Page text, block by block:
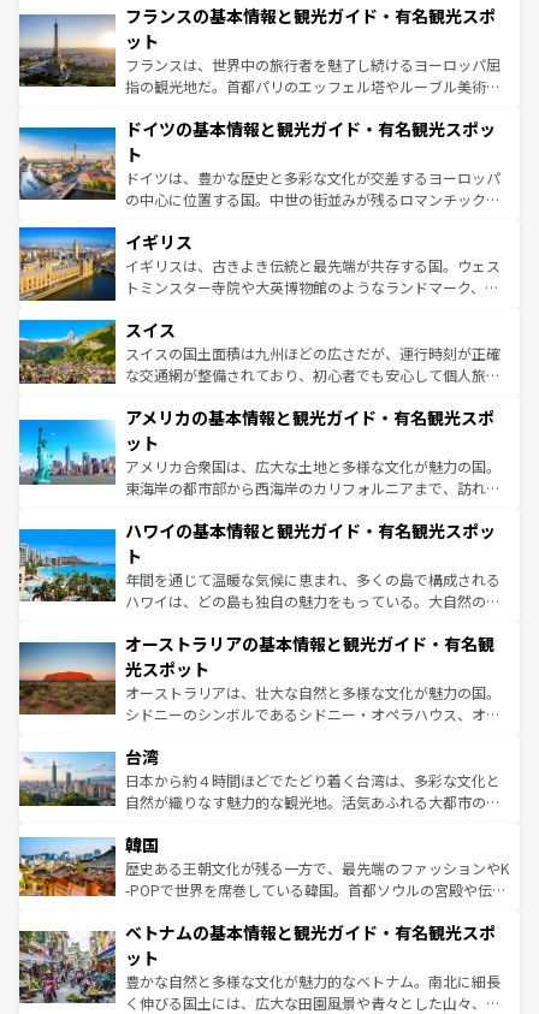
なお、新着のイタリア情報はコンテンツ一覧を参照してほ
しい。
文化が根付くこの国では、情熱的なフラメンコ、熱気あふ
れる闘牛、そして美味しいタパスが生活の一部となってい
る。首都マドリードの洗練された雰囲気や、バルセロナの
アートに溢れた街角から、地方では古代ローマ遺跡や中世
せる。地方によって風土や気候が異なるスペインはその個
ンテンツ一覧 を参照してほしい。
フランスの基本情報と観光ガイド・有名観光スポ
ット
フランスは、世界中の旅行者を魅了し続けるヨーロッパ屈
指の観光地だ。首都パリのエッフェル塔やルーブル美術館
で、幅広い魅力が詰まっている。華麗な宮殿、歴史的な大
聖堂、美しいビーチ、そして豊かな自然が、訪れる者を心
から魅了する。また、フランスは美食の国としても知ら
れ、フランス料理はユネスコ無形文化遺産にも登録されて
香り高いラベンダー畑など、多彩な楽しみ方が可能だ。さ
らに、パリ以外の地域にも魅力が溢れており、どの街角に
も豊かな歴史と文化が息づいている。パリ以外の個性あふ
を参照してほしい。
ドイツの基本情報と観光ガイド・有名観光スポッ
ト
ドイツは、豊かな歴史と多彩な文化が交差するヨーロッパ
の中心に位置する国。中世の街並みが残るロマンチック街
顔を持つこの国は、どこを歩いても飽きることがない。ベ
ルリンの文化的活気、バイエルン州のアルプスの絶景、そ
してライン川沿いのワイン畑といった風景は必見。ビール
は、お酒好きな人にはぜひ体験してほしい。 なお、新着の
ドイツ情報はコンテンツ一覧を参照してほしい。
イギリス
イギリスは、古きよき伝統と最先端が共存する国。ウェス
トミンスター寺院や大英博物館のようなランドマーク、歴
リアごとに異なる魅力がある。また、優雅なアフタヌーン
ティー、ビール好きにはたまらない英国パブ、サッカー観
戦など、本場だからこそできる体験も豊富。イギリスを旅
ンツ一覧を参照してほしい。
スイス
スイスの国土面積は九州ほどの広さだが、運行時刻が正確
な交通網が整備されており、初心者でも安心して個人旅行
の建物がそのまま残る町や、スイスならではのユニークな
博物館もあり、アルプス観光だけでなく町歩きも満喫する
ことができる。国民の所得が高いため物価も高いが、旅行
者向けの交通パス提供のサービスもあり、うまく活用すれ
着のスイス情報はコンテンツ一覧を参照してほしい。
アメリカの基本情報と観光ガイド・有名観光スポ
ット
アメリカ合衆国は、広大な土地と多様な文化が魅力の国。
東海岸の都市部から西海岸のカリフォルニアまで、訪れる
のような巨大都市は、観光、ショッピング、エンターテイ
ンメントが詰まった刺激的なスポットだ。一方、アメリカ
西部には大自然が広がり、グランドキャニオンやイエロー
ストーン国立公園といった絶景が堪能できる。さらに、南
文化が魅力。旅行者はアメリカの各地域で異なる魅力を楽
しみながら、その多様性と豊かな歴史を感じることができ
るだろう。車でのロードトリップや列車の旅も、アメリカ
ならではの贅沢な旅のスタイルだ。 なお、新着のアメリカ
情報は コンテンツ一覧 を参照してほしい。
ハワイの基本情報と観光ガイド・有名観光スポッ
ト
年間を通じて温暖な気候に恵まれ、多くの島で構成される
ハワイは、どの島も独自の魅力をもっている。大自然の神
ワイ島は見逃せない。また、定番の観光地といえばオアフ
島だが、静かな自然を求めるならマウイ島やカウアイ島が
おすすめ。エメラルドグリーンに輝く海をはじめ、豊かな
文化や歴史が息づいている。「アロハスピリット」と呼ば
人々、おいしいローカルフードやハワイアンミュージッ
ク、伝統的なフラダンスなど、すべてがハワイの魅力を彩
っている。訪れるたびに新しい発見と感動が待っているハ
はコンテンツ一覧
オーストラリアの基本情報と観光ガイド・有名観
光スポット
オーストラリアは、壮大な自然と多様な文化が魅力の国。
シドニーのシンボルであるシドニー・オペラハウス、オー
リアリーフや大陸中央部にそびえるウルル（エアーズロッ
ク）、タスマニアの美しい原生林やケアンズの熱帯雨林な
ど、見どころがたくさん。また、カフェやワイン、オージ
いる。アクティビティも充実しており、サーフィンやダイ
ビング、ハイキングなど、アウトドア好きにはたまらな
い。オーストラリアの多彩な魅力を存分に味わいつくそ
参照してほしい。
台湾
日本から約４時間ほどでたどり着く台湾は、多彩な文化と
自然が織りなす魅力的な観光地。活気あふれる大都市の台
ン）、静ひつな山岳地帯である台湾東部など、都市の喧騒
と山間の静けさが共存しており、訪れる人に新しい発見と
驚きをもたらしてくれる。また、奥深い台湾の食文化も魅
容にもいいと評判のスイーツなど、バラエティ豊かな料理
照してほしい。
韓国
歴史ある王朝文化が残る一方で、最先端のファッションやK
-POPで世界を席巻している韓国。首都ソウルの宮殿や伝統
き、地方に足を延ばせば四季折々の自然美を楽しむことが
できる。そして、キムチや焼肉、絶品のストリートフード
まで、さまざまな韓国料理が待っている。夜には、韓国な
らではのナイトライフも堪能できる。あたたかいホスピタ
ベトナムの基本情報と観光ガイド・有名観光スポ
ット
豊かな自然と多様な文化が魅力的なベトナム。南北に細長
く伸びる国土には、広大な田園風景や青々とした山々、世